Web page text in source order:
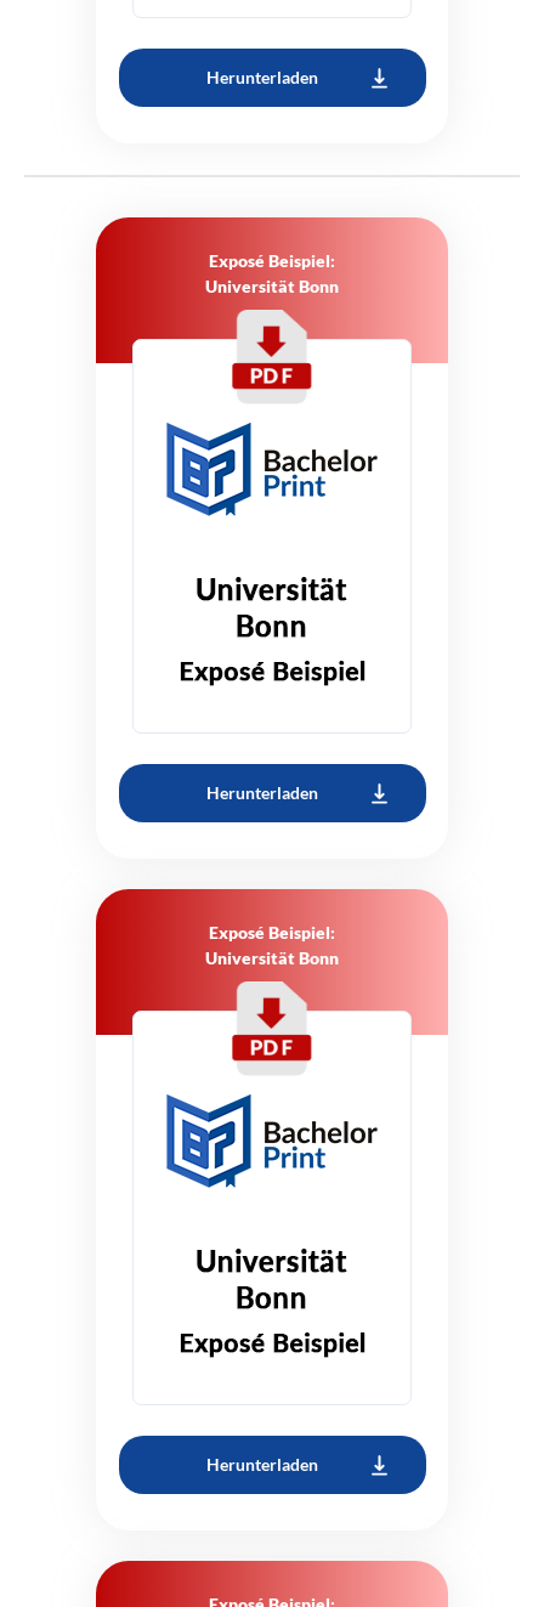
Herunterladen
Exposé Beispiel:
Universität Bonn
Herunterladen
Exposé Beispiel:
Universität Bonn
Herunterladen